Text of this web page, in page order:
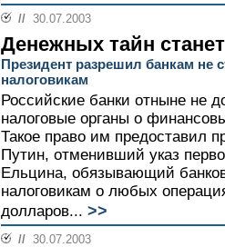
// 30.07.2003
Денежных тайн
Президент разрешил банкам не
налоговикам
Российские банки отныне не
налоговые органы о
Такое право им предоставил
Путин, отменивший указ
Ельцина, обязывающий
налоговикам о любых
долларов... >>
// 30.07.2003